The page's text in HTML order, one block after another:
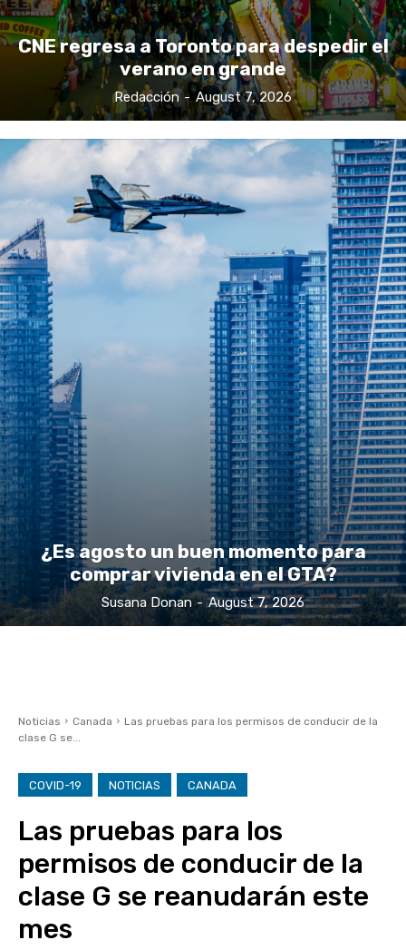
CNE regresa a Toronto para despedir el
verano en grande
Redacción - August 7, 2026
¿Es agosto un buen momento para
comprar vivienda en el GTA?
Susana Donan - August 7, 2026